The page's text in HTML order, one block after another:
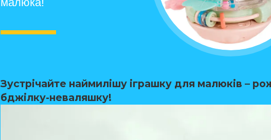
Зустрічайте наймилішу іграшку для малюків –
бджілку-неваляшку!